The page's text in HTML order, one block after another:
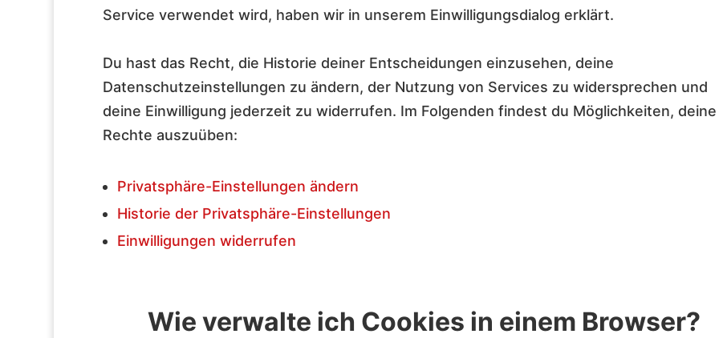
Service verwendet wird, haben wir in unserem Einwilligungsdialog erklärt.
Du hast das Recht, die Historie deiner Entscheidungen einzusehen, deine
Datenschutzeinstellungen zu ändern, der Nutzung von Services zu widersprechen und
deine Einwilligung jederzeit zu widerrufen. Im Folgenden findest du Möglichkeiten, deine
Rechte auszuüben:
Privatsphäre-Einstellungen ändern
Historie der Privatsphäre-Einstellungen
Einwilligungen widerrufen
Wie verwalte ich Cookies in einem Browser?